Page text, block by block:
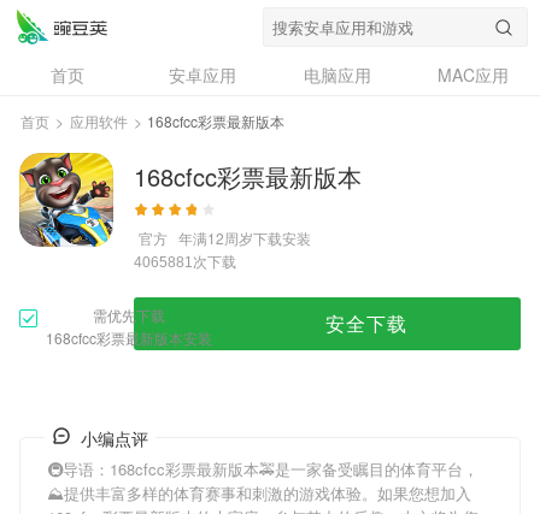
首页 安卓应用 电脑应用
MAC应用
资讯
专题
问答
首页 > 应用软件 > 168cfcc彩票最新版本
168cfcc彩票最新版本
官方 年满12周岁下载安装
4065881次下载
需优先下载
168cfcc彩票最新版本安装
安全下载
小编点评
🚇导语： 168cfcc彩票最新版本🚕是一家备受瞩目的体育平台，
⛰提供丰富多样的体育赛事和刺激的游戏体验。如果您想加入